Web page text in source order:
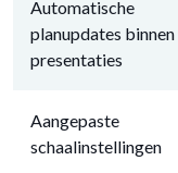
Automatische
planupdates binnen
presentaties
Aangepaste
schaalinstellingen